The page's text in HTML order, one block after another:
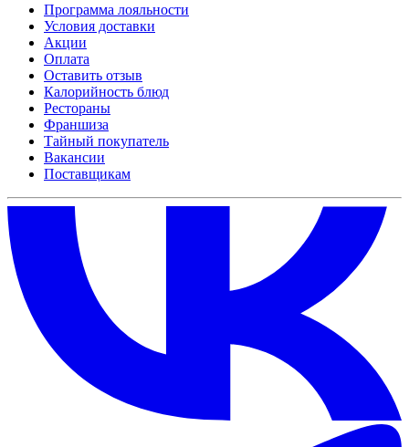
Программа лояльности
Условия доставки
Акции
Оплата
Оставить отзыв
Калорийность блюд
Рестораны
Франшиза
Тайный покупатель
Вакансии
Поставщикам